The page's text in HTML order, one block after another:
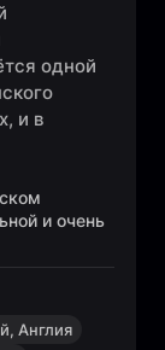
одной
и в
и очень
Англия